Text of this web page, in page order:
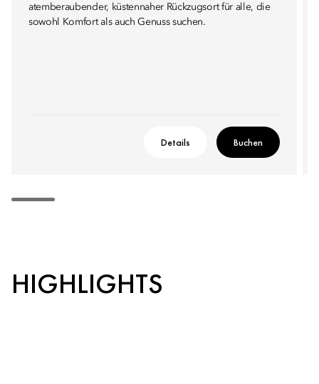
atemberaubender, küstennaher Rückzugsort für alle, die
sowohl Komfort als auch Genuss suchen.
Details Buchen
HIGHLIGHTS